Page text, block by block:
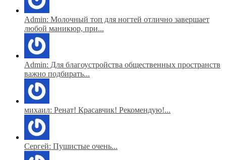
Admin: Молочный топ для ногтей отлично завершает
любой маникюр, при...
Admin: Для благоустройства общественных пространств
важно подбирать...
михаил: Ренат! Красавчик! Рекомендую!...
Сергей: Пушистые очень...